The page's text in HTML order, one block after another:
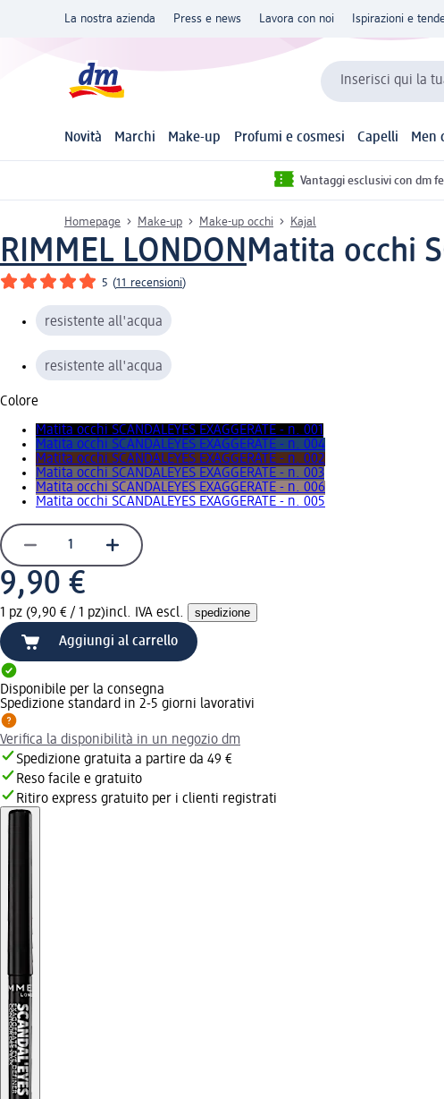
La nostra azienda Press e news Lavora con noi Ispirazioni e
Inserisci qui la
Novità Marchi Make-up Profumi e cosmesi Capelli Men
Vantaggi esclusivi con dm
Homepage Make-up Make-up occhi Kajal
RIMMEL LONDONMatita occhi
5 (11 recensioni)
resistente all'acqua
resistente all'acqua
Colore
Matita occhi SCANDALEYES EXAGGERATE - n. 001
Matita occhi SCANDALEYES EXAGGERATE - n. 004
Matita occhi SCANDALEYES EXAGGERATE - n. 002
Matita occhi SCANDALEYES EXAGGERATE - n. 003
Matita occhi SCANDALEYES EXAGGERATE - n. 006
Matita occhi SCANDALEYES EXAGGERATE - n. 005
9,90 €
1 pz (9,90 € / 1 pz)incl. IVA escl. spedizione
Aggiungi al carrello
Disponibile per la consegna
Spedizione standard in 2-5 giorni lavorativi
Verifica la disponibilità in un negozio dm
Spedizione gratuita a partire da 49 €
Reso facile e gratuito
Ritiro express gratuito per i clienti registrati